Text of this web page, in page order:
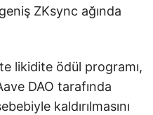
ZKsync ağında
likidite ödül programı,
DAO tarafında
kaldırılmasını